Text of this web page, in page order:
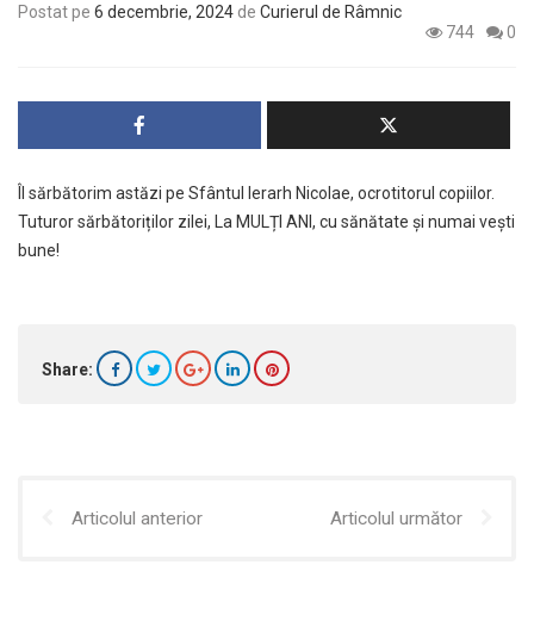
Postat pe 6 decembrie, 2024 de Curierul de Râmnic
744
0
Îl sărbătorim astăzi pe Sfântul Ierarh Nicolae, ocrotitorul copiilor.
Tuturor sărbătoriților zilei, La MULȚI ANI, cu sănătate și numai vești
bune!
Share:
Articolul anterior Articolul următor